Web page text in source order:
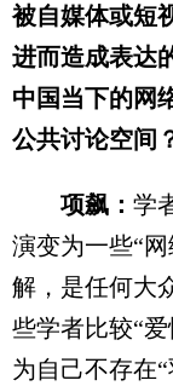
被自媒体或短
进而造成表达
中国当下的网
公共讨论空间
项飙： 学
演变为一些“
解，是任何大
些学者比较“
为自己不存在